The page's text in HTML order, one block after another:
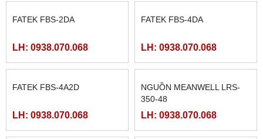
LH: 0938.070.068 LH: 0938.070.068